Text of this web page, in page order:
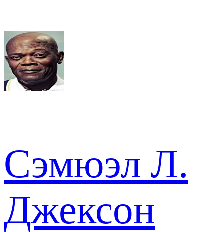
Сэмюэл Л.
Джексон